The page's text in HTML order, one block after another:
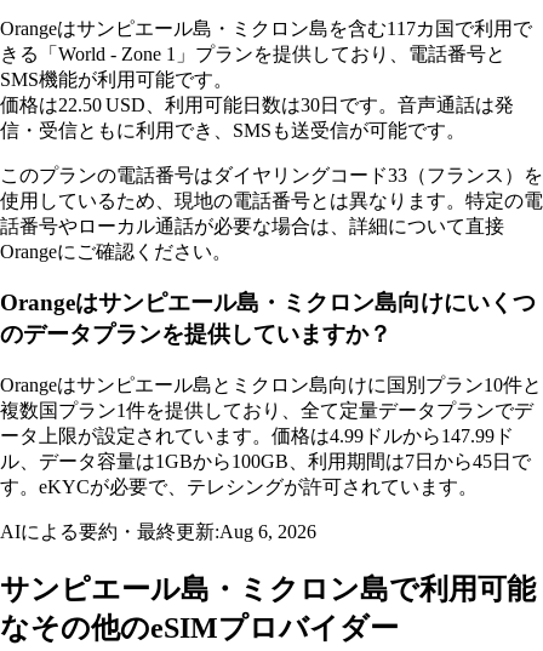
Orangeはサンピエール島・ミクロン島を含む117カ国で利用で
きる「World ‑ Zone 1」プランを提供しており、電話番号と
SMS機能が利用可能です。
価格は22.50 USD、利用可能日数は30日です。音声通話は発
信・受信ともに利用でき、SMSも送受信が可能です。
このプランの電話番号はダイヤリングコード33（フランス）を
使用しているため、現地の電話番号とは異なります。特定の電
話番号やローカル通話が必要な場合は、詳細について直接
Orangeにご確認ください。
Orangeはサンピエール島・ミクロン島向けにいくつ
のデータプランを提供していますか？
Orangeはサンピエール島とミクロン島向けに国別プラン10件と
複数国プラン1件を提供しており、全て定量データプランでデ
ータ上限が設定されています。価格は4.99ドルから147.99ド
ル、データ容量は1GBから100GB、利用期間は7日から45日で
す。eKYCが必要で、テレシングが許可されています。
AIによる要約・最終更新:Aug 6, 2026
サンピエール島・ミクロン島で利用可能
なその他のeSIMプロバイダー